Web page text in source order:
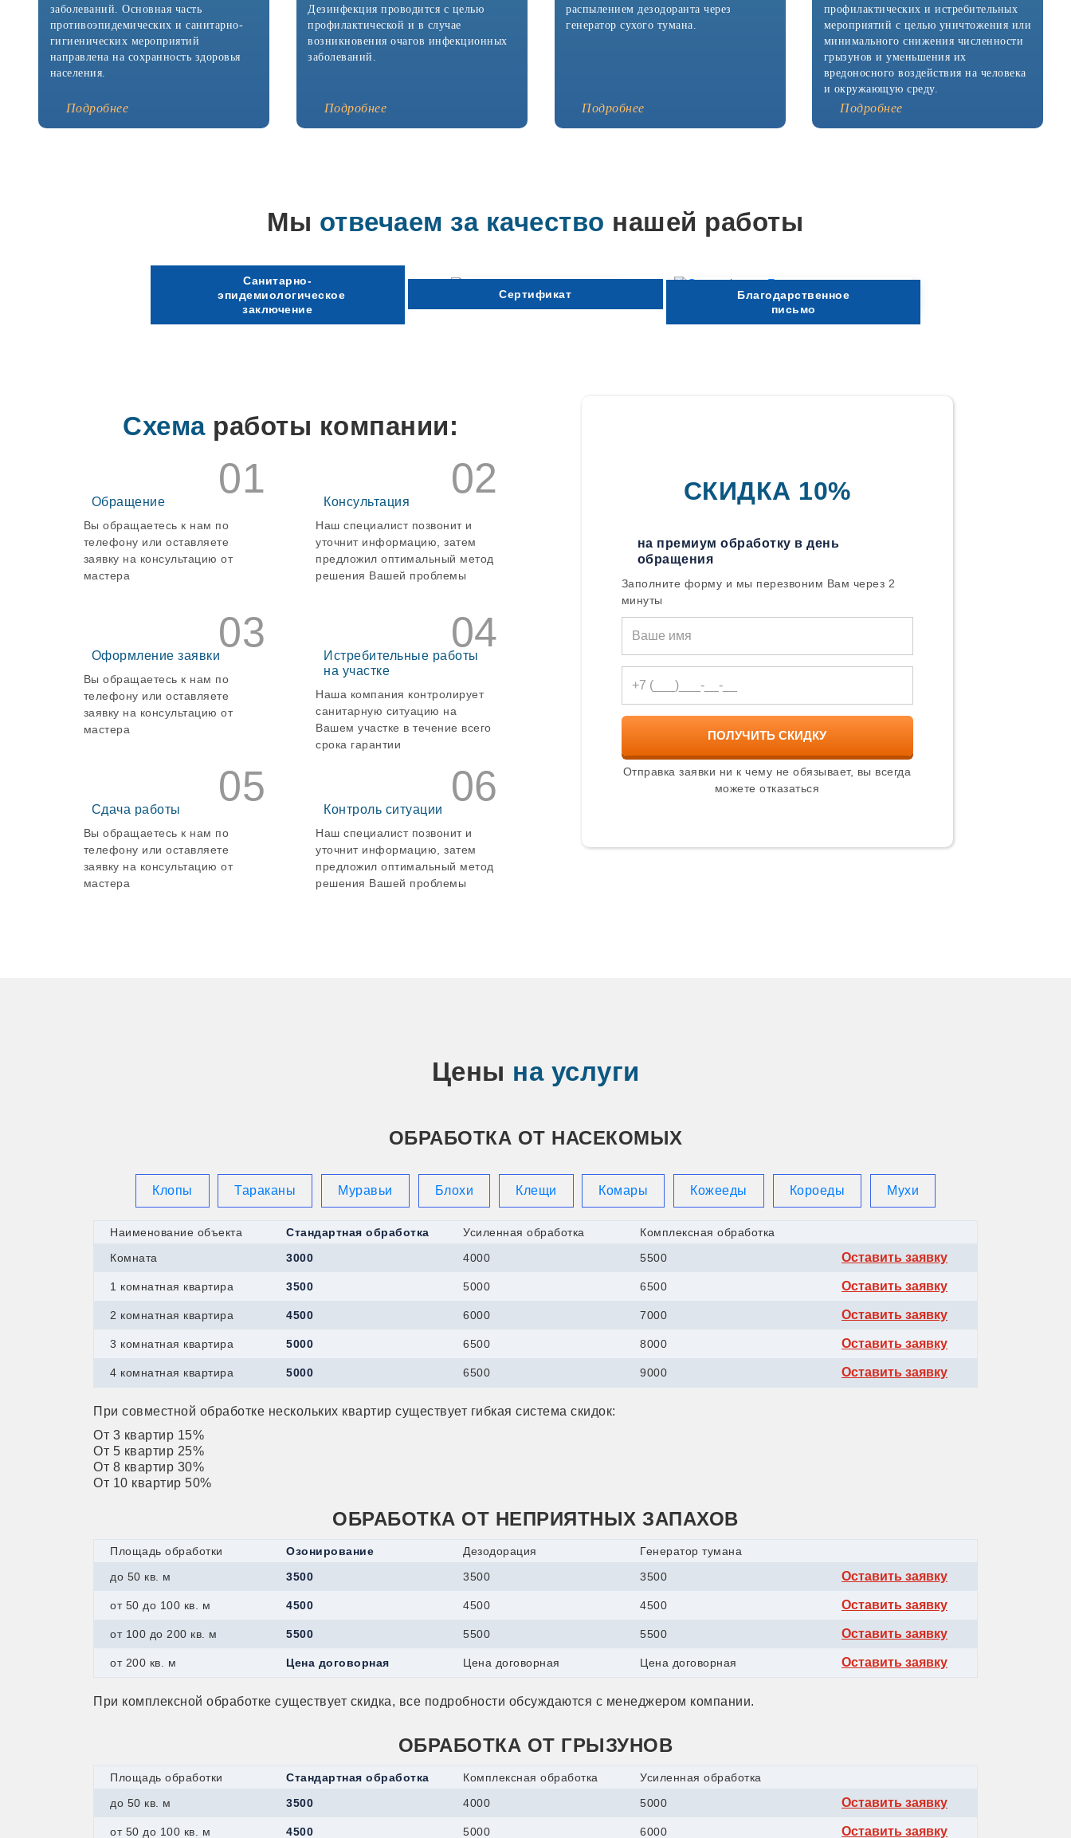
заболеваний. Основная часть
противоэпидемических и санитарно-
гигиенических мероприятий
направлена на сохранность здоровья
населения.
Подробнее
Дезинфекция проводится с целью
профилактической и в случае
возникновения очагов инфекционных
заболеваний.
Подробнее
распылением дезодоранта через
генератор сухого тумана.
Подробнее
профилактических и истребительных
мероприятий с целью уничтожения или
минимального снижения численности
грызунов и уменьшения их
вредоносного воздействия на человека
и окружающую среду.
Подробнее
Мы отвечаем за качество нашей работы
Санитарно-
эпидемиологическое
заключение
Сертификат
Благодарственное
письмо
Схемаработы компании:
01
Обращение
Вы обращаетесь к нам по
телефону или оставляете
заявку на консультацию от
мастера
02
Консультация
Наш специалист позвонит и
уточнит информацию, затем
предложил оптимальный метод
решения Вашей проблемы
03
Оформление заявки
Вы обращаетесь к нам по
телефону или оставляете
заявку на консультацию от
мастера
04
Истребительные работы
на участке
Наша компания контролирует
санитарную ситуацию на
Вашем участке в течение всего
срока гарантии
05
Сдача работы
Вы обращаетесь к нам по
телефону или оставляете
заявку на консультацию от
мастера
06
Контроль ситуации
Наш специалист позвонит и
уточнит информацию, затем
предложил оптимальный метод
решения Вашей проблемы
СКИДКА 10%
на премиум обработку в день
обращения
Заполните форму и мы перезвоним Вам через 2
минуты
Отправка заявки ни к чему не обязывает, вы всегда
можете отказаться
Цены на услуги
ОБРАБОТКА ОТ НАСЕКОМЫХ
Клопы Тараканы Муравьи Блохи Клещи Комары Кожееды Короеды Мухи
Наименование объекта Стандартная обработка Усиленная обработка
Комплексная обработка
Комната
3000 4000 5500 Оставить заявку
1 комнатная квартира 3500 5000 6500 Оставить заявку
2 комнатная квартира 4500 6000 7000 Оставить заявку
3 комнатная квартира 5000 6500 8000 Оставить заявку
4 комнатная квартира 5000 6500 9000 Оставить заявку
При совместной обработке нескольких квартир существует гибкая система скидок:
От 3 квартир 15%
От 5 квартир 25%
От 8 квартир 30%
От 10 квартир 50%
ОБРАБОТКА ОТ НЕПРИЯТНЫХ ЗАПАХОВ
Площадь обработки Озонирование Дезодорация
Генератор тумана
до 50 кв. м
3500 3500 3500 Оставить заявку
от 50 до 100 кв. м 4500 4500 4500 Оставить заявку
от 100 до 200 кв. м 5500 5500 5500 Оставить заявку
от 200 кв. м Цена договорная Цена договорная Цена договорная Оставить заявку
При комплексной обработке существует скидка, все подробности обсуждаются с менеджером компании.
ОБРАБОТКА ОТ ГРЫЗУНОВ
Площадь обработки Стандартная обработка Комплексная обработка
Усиленная обработка
до 50 кв. м
3500 4000 5000 Оставить заявку
от 50 до 100 кв. м 4500 5000 6000 Оставить заявку